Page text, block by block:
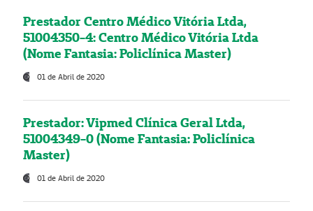
Prestador Centro Médico Vitória Ltda,
51004350-4: Centro Médico Vitória Ltda
(Nome Fantasia: Policlínica Master)
01 de Abril de 2020
Prestador: Vipmed Clínica Geral Ltda,
51004349-0 (Nome Fantasia: Policlínica
Master)
01 de Abril de 2020